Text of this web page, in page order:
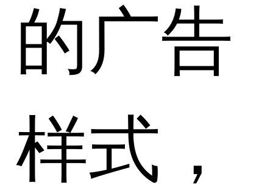
的广告
样式，